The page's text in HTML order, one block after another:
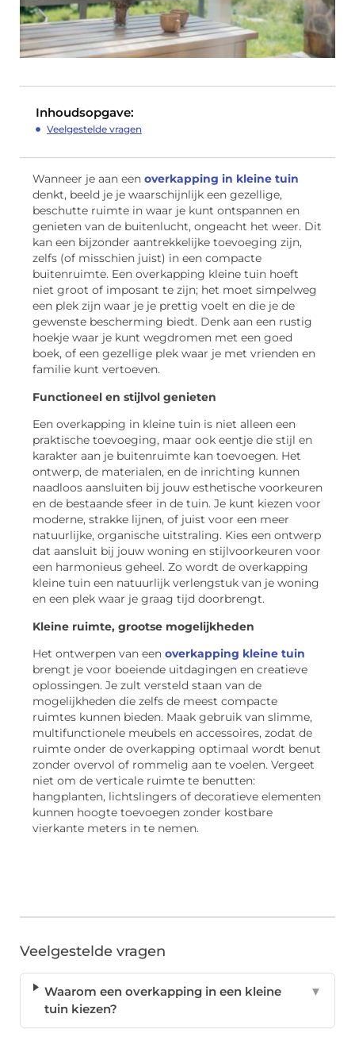
Inhoudsopgave:
Veelgestelde vragen
Wanneer je aan een overkapping in kleine tuin
denkt, beeld je je waarschijnlijk een gezellige,
beschutte ruimte in waar je kunt ontspannen en
genieten van de buitenlucht, ongeacht het weer. Dit
kan een bijzonder aantrekkelijke toevoeging zijn,
zelfs (of misschien juist) in een compacte
buitenruimte. Een overkapping kleine tuin hoeft
niet groot of imposant te zijn; het moet simpelweg
een plek zijn waar je je prettig voelt en die je de
gewenste bescherming biedt. Denk aan een rustig
hoekje waar je kunt wegdromen met een goed
boek, of een gezellige plek waar je met vrienden en
familie kunt vertoeven.
Functioneel en stijlvol genieten
Een overkapping in kleine tuin is niet alleen een
praktische toevoeging, maar ook eentje die stijl en
karakter aan je buitenruimte kan toevoegen. Het
ontwerp, de materialen, en de inrichting kunnen
naadloos aansluiten bij jouw esthetische voorkeuren
en de bestaande sfeer in de tuin. Je kunt kiezen voor
moderne, strakke lijnen, of juist voor een meer
natuurlijke, organische uitstraling. Kies een ontwerp
dat aansluit bij jouw woning en stijlvoorkeuren voor
een harmonieus geheel. Zo wordt de overkapping
kleine tuin een natuurlijk verlengstuk van je woning
en een plek waar je graag tijd doorbrengt.
Kleine ruimte, grootse mogelijkheden
Het ontwerpen van een overkapping kleine tuin
brengt je voor boeiende uitdagingen en creatieve
oplossingen. Je zult versteld staan van de
mogelijkheden die zelfs de meest compacte
ruimtes kunnen bieden. Maak gebruik van slimme,
multifunctionele meubels en accessoires, zodat de
ruimte onder de overkapping optimaal wordt benut
zonder overvol of rommelig aan te voelen. Vergeet
niet om de verticale ruimte te benutten:
hangplanten, lichtslingers of decoratieve elementen
kunnen hoogte toevoegen zonder kostbare
vierkante meters in te nemen.
Veelgestelde vragen
Waarom een overkapping in een kleine
tuin kiezen?
▼